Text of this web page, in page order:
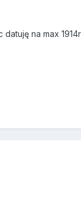
na max